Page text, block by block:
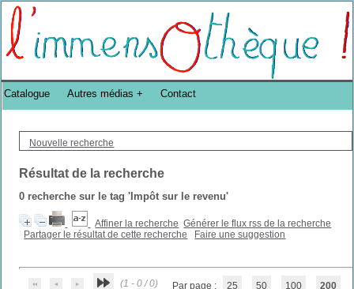
Bibliothèque DoucheFLUX Bibliotheek -->
Nouvelle recherche
Résultat de la recherche
0 recherche sur le tag'Impôt sur le revenu'
Affiner la recherche Générer le flux rss de la recherche
Partager le résultat de cette recherche
Faire une suggestion
(1 - 0 / 0) Par page : 25 50 100 200
Catalogue Autres médias Contact